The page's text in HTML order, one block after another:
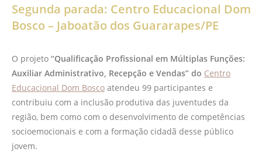
Segunda parada: Centro Educacional Dom
Bosco – Jaboatão dos Guararapes/PE
O projeto “Qualificação Profissional em Múltiplas Funções:
Auxiliar Administrativo, Recepção e Vendas” do Centro
Educacional Dom Bosco atendeu 99 participantes e
contribuiu com a inclusão produtiva das juventudes da
região, bem como com o desenvolvimento de competências
socioemocionais e com a formação cidadã desse público
jovem.